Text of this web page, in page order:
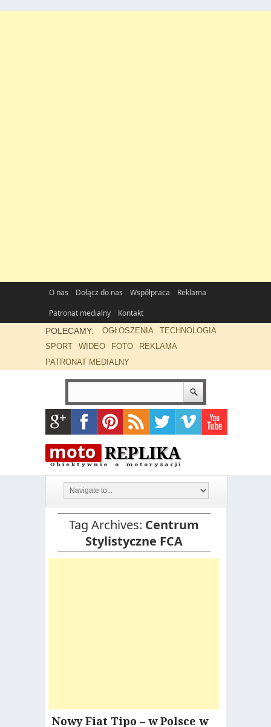
O nas Dołącz do nas Współpraca
Reklama
Patronat medialny
Kontakt
POLECAMY: OGŁOSZENIA
TECHNOLOGIA
SPORT
WIDEO FOTO
REKLAMA
PATRONAT MEDIALNY
Tag Archives: Centrum
Stylistyczne FCA
Nowy Fiat Tipo – w Polsce w